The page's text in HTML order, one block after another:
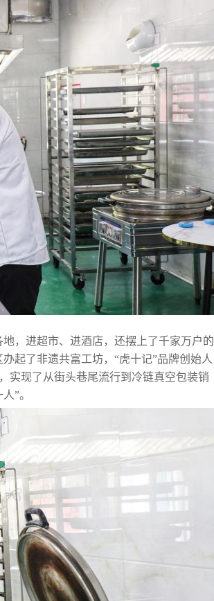
，进超市、进酒店，还摆上了千家万户的
起了非遗共富工坊，“虎十记”品牌创始人
实现了从街头巷尾流行到冷链真空包装销
”。